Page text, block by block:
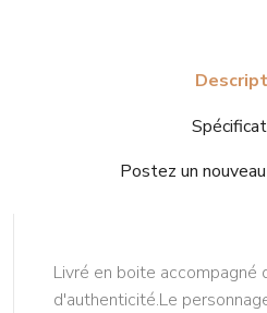
Postez un
Livré en boite accompagné
d'authenticité.Le